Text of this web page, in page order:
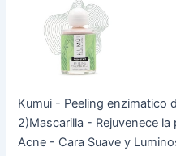
Kumui - Peeling enzimatico
2)Mascarilla - Rejuvenece
Acne - Cara Suave y